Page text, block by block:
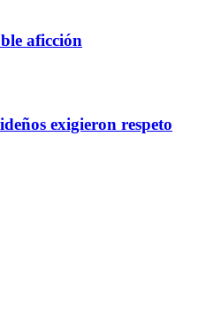
aficción
exigieron respeto